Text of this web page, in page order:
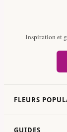
Inspiration et
FLEURS
GUIDES